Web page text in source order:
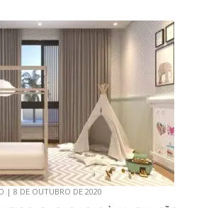
| 8 DE OUTUBRO DE 2020